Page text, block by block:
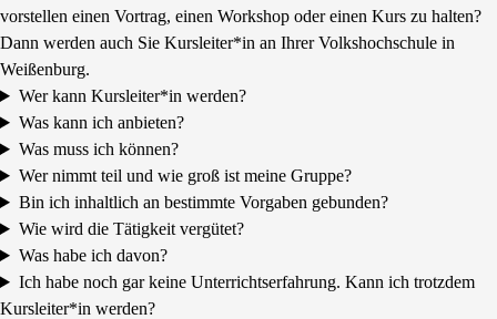
vorstellen einen Vortrag, einen Workshop oder einen Kurs zu halten?
Dann werden auch Sie Kursleiter*in an Ihrer Volkshochschule in
Weißenburg.
Wer kann Kursleiter*in werden?
Was kann ich anbieten?
Was muss ich können?
Wer nimmt teil und wie groß ist meine Gruppe?
Bin ich inhaltlich an bestimmte Vorgaben gebunden?
Wie wird die Tätigkeit vergütet?
Was habe ich davon?
Ich habe noch gar keine Unterrichtserfahrung. Kann ich trotzdem
Kursleiter*in werden?